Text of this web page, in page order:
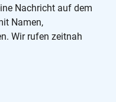
Nachricht auf dem
Namen,
Wir rufen zeitnah